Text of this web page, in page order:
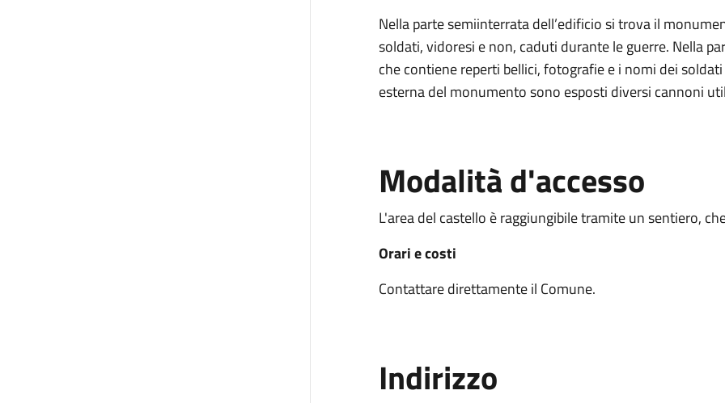
Nella parte semiinterrata dell’edificio si trova il
soldati, vidoresi e non, caduti durante le guerre. Nella
che contiene reperti bellici, fotografie e i nomi dei
esterna del monumento sono esposti diversi cannoni
Modalità d'accesso
L'area del castello è raggiungibile tramite un sentiero,
Orari e costi
Contattare direttamente il Comune.
Indirizzo